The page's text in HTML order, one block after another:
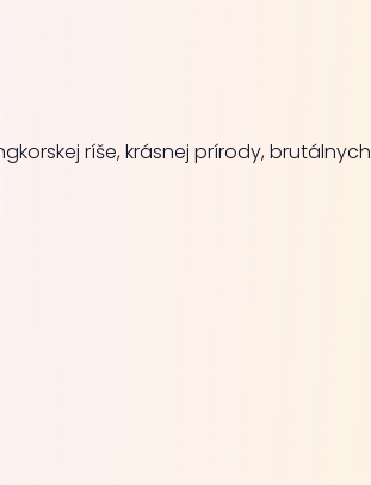
ríše, krásnej prírody, brutálnych